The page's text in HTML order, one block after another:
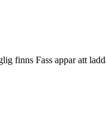
finns Fass appar att